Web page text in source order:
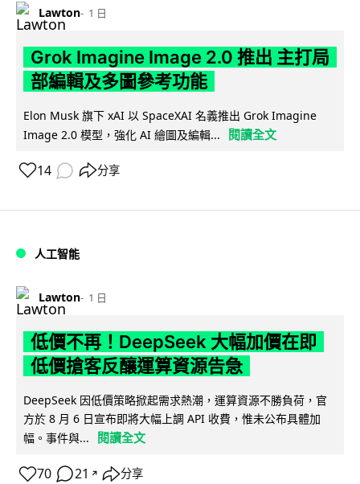
Lawton 1 日
Grok Imagine Image 2.0 推出 主打局
部編輯及多圖參考功能
Elon Musk 旗下 xAI 以 SpaceXAI 名義推出 Grok Imagine
Image 2.0 模型，強化 AI 繪圖及編輯...
閱讀全文
14 分享
人工智能
Lawton 1 日
低價不再！DeepSeek 大幅加價在即
低價搶客反釀運算資源告急
DeepSeek 因低價策略掀起需求熱潮，運算資源不勝負荷，官
方於 8 月 6 日宣布即將大幅上調 API 收費，惟未公布具體加
幅。事件與...
閱讀全文
70 21 ↗ 分享